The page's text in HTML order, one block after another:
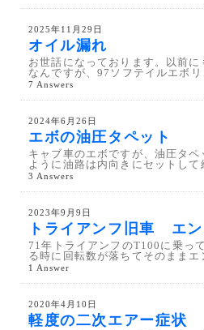
2025年11月29日
オイル漏れ
お世話になっております。以前
なんですが、97ソフテイルエボ
7 Answers
2024年6月26日
エボの油圧タペット
キャブ車のエボですが、油圧タ
ように油路は内向きにセットし
3 Answers
2023年9月9日
トライアンフ旧車 エン
71年トライアンフのT100に乗っ
る時に回転数が落ちてそのまま
1 Answer
2020年4月10日
軽度の二次エアー症状